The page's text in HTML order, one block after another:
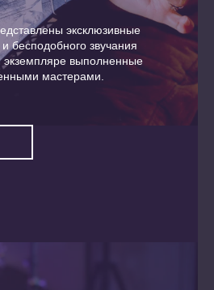
эксклюзивные
бесподобного звучания
выполненные
мастерами.